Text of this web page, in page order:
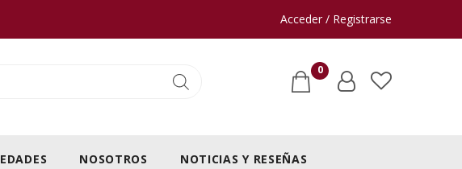
Acceder / Registrarse
0
NOSOTROS NOTICIAS Y RESEÑAS